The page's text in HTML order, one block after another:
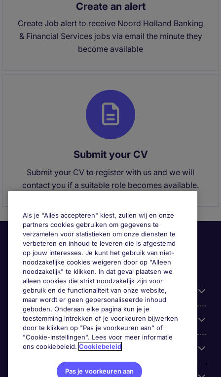
Create an alert
Create Job alert to receive Noord Holland Banking
& Financial Services jobs via email the minute they
become available
Submit your CV
Submit your CV to register with us and we will
contact you if a suitable role becomes available.
Handige informatie
Onze expertise
Google Rating
Als je "Alles accepteren" kiest, zullen wij en onze
partners cookies gebruiken om gegevens te
verzamelen voor statistieken om onze diensten te
verbeteren en inhoud te leveren die is afgestemd
op jouw interesses. Je kunt het gebruik van niet-
noodzakelijke cookies weigeren door op "Alleen
noodzakelijk" te klikken. In dat geval plaatsen we
alleen cookies die strikt noodzakelijk zijn voor
gebruik en de functionaliteit van onze website,
maar wordt er geen gepersonaliseerde inhoud
geboden. Onderaan elke pagina kun je je
toestemming intrekken of je voorkeuren bijwerken
door te klikken op "Pas je voorkeuren aan" of
"Cookie-instellingen". Lees voor meer informatie
ons cookiebeleid. Cookiebeleid
Pas je voorkeuren aan